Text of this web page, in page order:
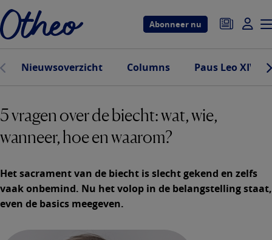
Overslaan
en
naar
de
inhoud
gaan
Abonneer nu
Nieuwsoverzicht Columns Paus Leo XIV
5 vragen over de biecht: wat, wie,
wanneer, hoe en waarom?
Het sacrament van de biecht is slecht gekend en zelfs
vaak onbemind. Nu het volop in de belangstelling staat,
even de basics meegeven.